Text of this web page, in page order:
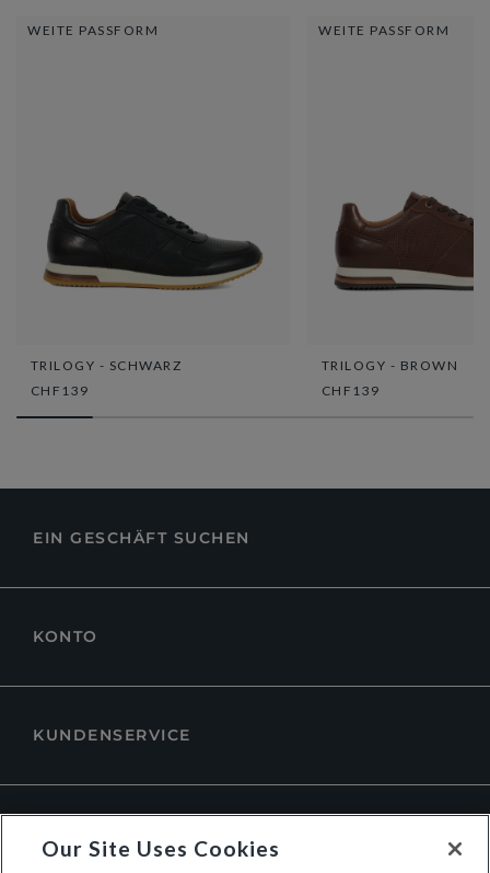
WEITE PASSFORM
TRILOGY - SCHWARZ
CHF139
WEITE PASSFORM
TRILOGY - BROWN
CHF139
EIN GESCHÄFT SUCHEN
KONTO
KUNDENSERVICE
Our Site Uses Cookies